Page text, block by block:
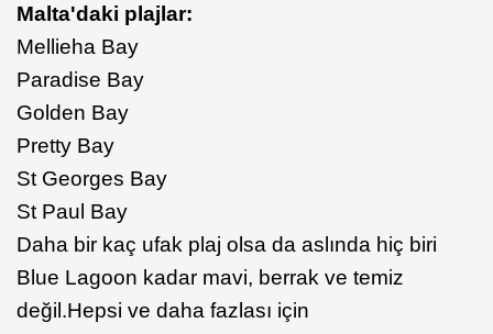
Malta'daki plajlar:
Mellieha Bay
Paradise Bay
Golden Bay
Pretty Bay
St Georges Bay
St Paul Bay
Daha bir kaç ufak plaj olsa da aslında hiç biri
Blue Lagoon kadar mavi, berrak ve temiz
değil.Hepsi ve daha fazlası için